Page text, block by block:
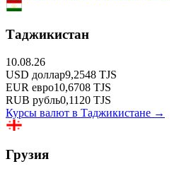
Таджикистан
10.08.26
USD доллар9,2548 TJS
EUR евро10,6708 TJS
RUB рубль0,1120 TJS
Курсы валют в Таджикистане →
Грузия